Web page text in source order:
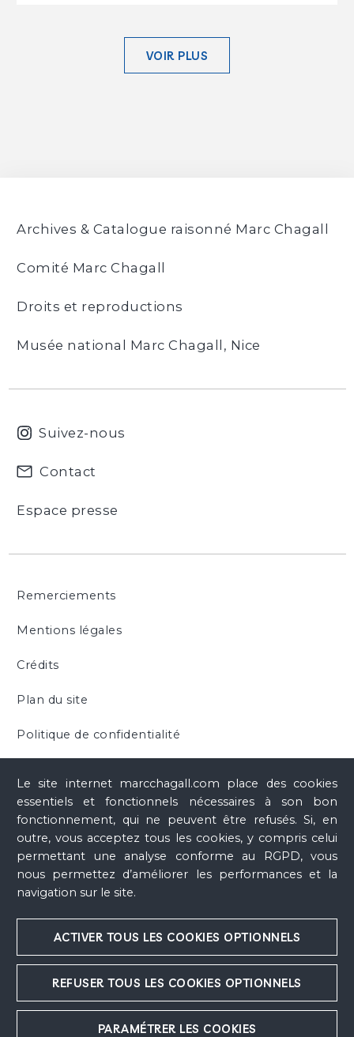
Le site internet marcchagall.com place des cookies
essentiels et fonctionnels nécessaires à son bon
fonctionnement, qui ne peuvent être refusés. Si, en
outre, vous acceptez tous les cookies, y compris celui
permettant une analyse conforme au RGPD, vous
nous permettez d’améliorer les performances et la
navigation sur le site.
ACTIVER TOUS LES COOKIES OPTIONNELS
REFUSER TOUS LES COOKIES OPTIONNELS
PARAMÉTRER LES COOKIES
VOIR PLUS
Archives & Catalogue raisonné Marc Chagall
Comité Marc Chagall
Droits et reproductions
Musée national Marc Chagall, Nice
Suivez-nous
Contact
Espace presse
Remerciements
Mentions légales
Crédits
Plan du site
Politique de confidentialité